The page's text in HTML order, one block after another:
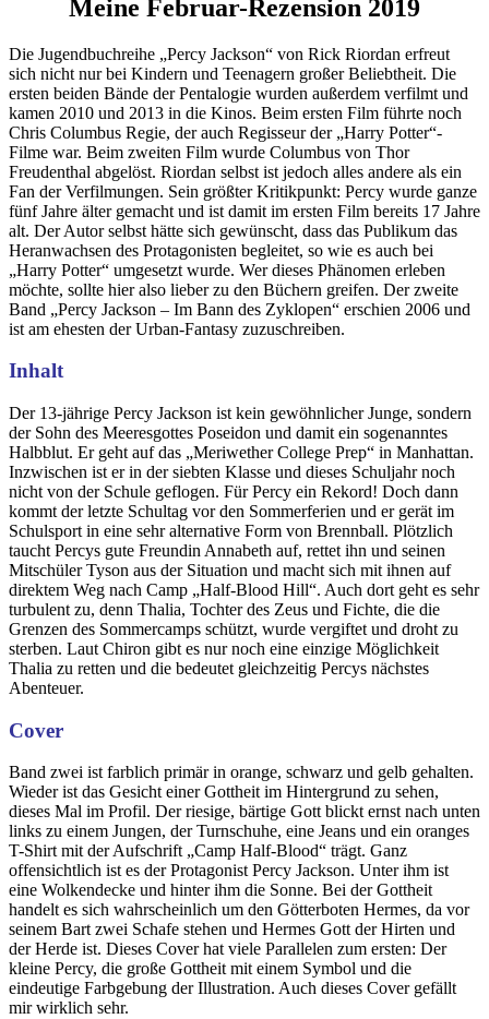
Meine Februar-Rezension 2019
Die Jugendbuchreihe „Percy Jackson“ von Rick Riordan erfreut
sich nicht nur bei Kindern und Teenagern großer Beliebtheit. Die
ersten beiden Bände der Pentalogie wurden außerdem verfilmt und
kamen 2010 und 2013 in die Kinos. Beim ersten Film führte noch
Chris Columbus Regie, der auch Regisseur der „Harry Potter“-
Filme war. Beim zweiten Film wurde Columbus von Thor
Freudenthal abgelöst. Riordan selbst ist jedoch alles andere als ein
Fan der Verfilmungen. Sein größter Kritikpunkt: Percy wurde ganze
fünf Jahre älter gemacht und ist damit im ersten Film bereits 17 Jahre
alt. Der Autor selbst hätte sich gewünscht, dass das Publikum das
Heranwachsen des Protagonisten begleitet, so wie es auch bei
„Harry Potter“ umgesetzt wurde. Wer dieses Phänomen erleben
möchte, sollte hier also lieber zu den Büchern greifen. Der zweite
Band „Percy Jackson – Im Bann des Zyklopen“ erschien 2006 und
ist am ehesten der Urban-Fantasy zuzuschreiben.
Inhalt
Der 13-jährige Percy Jackson ist kein gewöhnlicher Junge, sondern
der Sohn des Meeresgottes Poseidon und damit ein sogenanntes
Halbblut. Er geht auf das „Meriwether College Prep“ in Manhattan.
Inzwischen ist er in der siebten Klasse und dieses Schuljahr noch
nicht von der Schule geflogen. Für Percy ein Rekord! Doch dann
kommt der letzte Schultag vor den Sommerferien und er gerät im
Schulsport in eine sehr alternative Form von Brennball. Plötzlich
taucht Percys gute Freundin Annabeth auf, rettet ihn und seinen
Mitschüler Tyson aus der Situation und macht sich mit ihnen auf
direktem Weg nach Camp „Half-Blood Hill“. Auch dort geht es sehr
turbulent zu, denn Thalia, Tochter des Zeus und Fichte, die die
Grenzen des Sommercamps schützt, wurde vergiftet und droht zu
sterben. Laut Chiron gibt es nur noch eine einzige Möglichkeit
Thalia zu retten und die bedeutet gleichzeitig Percys nächstes
Abenteuer.
Cover
Band zwei ist farblich primär in orange, schwarz und gelb gehalten.
Wieder ist das Gesicht einer Gottheit im Hintergrund zu sehen,
dieses Mal im Profil. Der riesige, bärtige Gott blickt ernst nach unten
links zu einem Jungen, der Turnschuhe, eine Jeans und ein oranges
T-Shirt mit der Aufschrift „Camp Half-Blood“ trägt. Ganz
offensichtlich ist es der Protagonist Percy Jackson. Unter ihm ist
eine Wolkendecke und hinter ihm die Sonne. Bei der Gottheit
handelt es sich wahrscheinlich um den Götterboten Hermes, da vor
seinem Bart zwei Schafe stehen und Hermes Gott der Hirten und
der Herde ist. Dieses Cover hat viele Parallelen zum ersten: Der
kleine Percy, die große Gottheit mit einem Symbol und die
eindeutige Farbgebung der Illustration. Auch dieses Cover gefällt
mir wirklich sehr.